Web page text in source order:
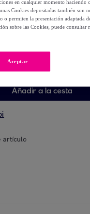
baño beige a rayas
Añadir a la cesta
artículo
en cualquier momento haciendo
Cookies depositadas también son
permiten la presentación adaptada
sobre las Cookies, puede consultar
Aceptar